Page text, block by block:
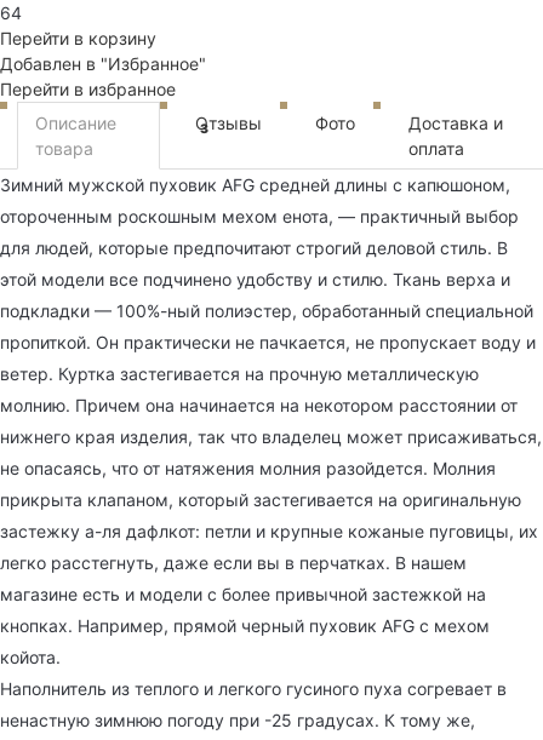
64
Перейти в корзину
Добавлен в "Избранное"
Перейти в избранное
Описание
товара
Отзывы
3 Фото
Доставка и
оплата
Зимний мужской пуховик AFG средней длины с капюшоном,
отороченным роскошным мехом енота, — практичный выбор
для людей, которые предпочитают строгий деловой стиль. В
этой модели все подчинено удобству и стилю. Ткань верха и
подкладки — 100%-ный полиэстер, обработанный специальной
пропиткой. Он практически не пачкается, не пропускает воду и
ветер. Куртка застегивается на прочную металлическую
молнию. Причем она начинается на некотором расстоянии от
нижнего края изделия, так что владелец может присаживаться,
не опасаясь, что от натяжения молния разойдется. Молния
прикрыта клапаном, который застегивается на оригинальную
застежку а-ля дафлкот: петли и крупные кожаные пуговицы, их
легко расстегнуть, даже если вы в перчатках. В нашем
магазине есть и модели с более привычной застежкой на
кнопках. Например, прямой черный пуховик AFG с мехом
койота.
Наполнитель из теплого и легкого гусиного пуха согревает в
ненастную зимнюю погоду при -25 градусах. К тому же,